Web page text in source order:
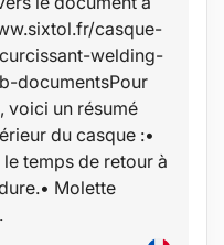
casque-
welding-
documentsPour
voici un résumé
du casque :•
temps de retour à
Molette